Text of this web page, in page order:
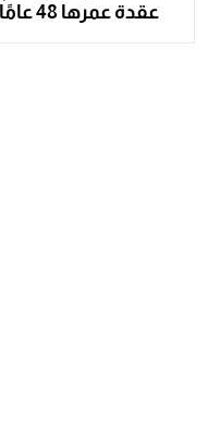
عقدة عمرها 48 عامًا والسنغال يفقد اللقب